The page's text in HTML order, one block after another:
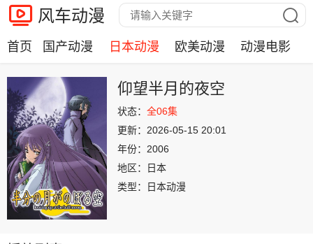
风车动漫
首页 国产动漫 日本动漫 欧美动漫 动漫电影
仰望半月的夜空
状态： 全06集
更新： 2026-05-15 20:01
年份： 2006
地区：
日本
类型：
日本动漫